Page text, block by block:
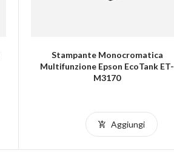
Stampante Monocromatica
Multifunzione Epson EcoTank ET-
M3170
Aggiungi